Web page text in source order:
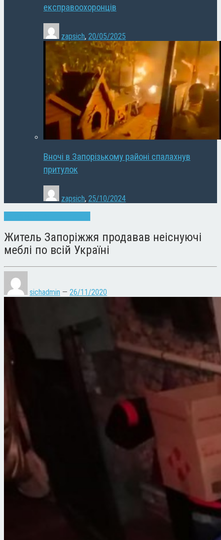
експравоохоронців
zapsich, 20/05/2025
Вночі в Запорізькому районі спалахнув
притулок
zapsich, 25/10/2024
Житель Запоріжжя продавав неіснуючі
меблі по всій Україні
sichadmin — 26/11/2020